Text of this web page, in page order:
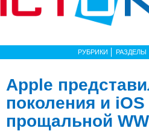
РУБРИКИ РАЗДЕЛЫ
Apple
поколения и iOS
прощальной